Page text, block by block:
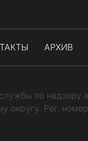
АРХИВ
по надзору
Рег.